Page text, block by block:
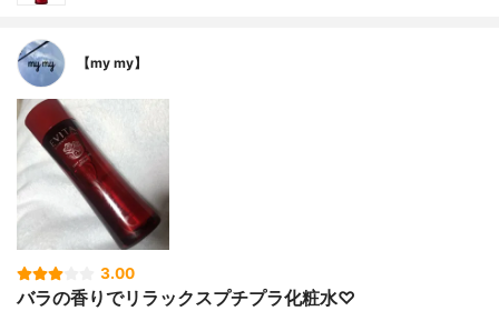
【my my】
3.00
バラの香りでリラックスプチプラ化粧水♡